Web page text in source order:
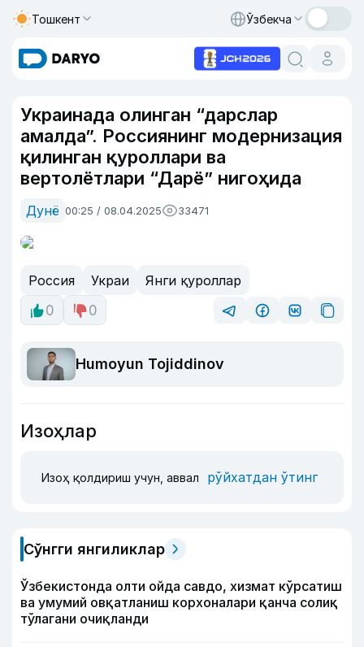
Тошкент Ўзбекча
Украинада олинган “дарслар
амалда”. Россиянинг модернизация
қилинган қуроллари ва
вертолётлари “Дарё” нигоҳида
Дунё 00:25 / 08.04.2025 33471
Россия Украи
Янги қуроллар
0
0
Humoyun Tojiddinov
Изоҳлар
Изоҳ қолдириш учун, аввал рўйхатдан ўтинг
Сўнгги янгиликлар
Ўзбекистонда олти ойда савдо, хизмат кўрсатиш
ва умумий овқатланиш корхоналари қанча солиқ
тўлагани очиқланди